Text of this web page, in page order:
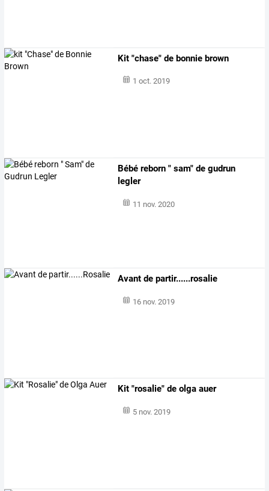
Kit "chase" de bonnie brown
1 oct. 2019
Bébé reborn " sam" de gudrun
legler
11 nov. 2020
Avant de partir......rosalie
16 nov. 2019
Kit "rosalie" de olga auer
5 nov. 2019